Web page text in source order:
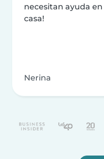
necesitan ayuda en
casa!
Nerina